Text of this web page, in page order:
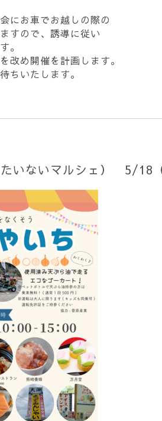
にお車でお越しの際の
すので、誘導に従い
。
改め開催を計画します。
ちいたします。
いないマルシェ） 5/18